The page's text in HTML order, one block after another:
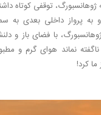
توقفی کوتاه
به پرواز داخلی بعدی به
با فضای باز و
ناگفته نماند هوای گرم و
ما کرد!